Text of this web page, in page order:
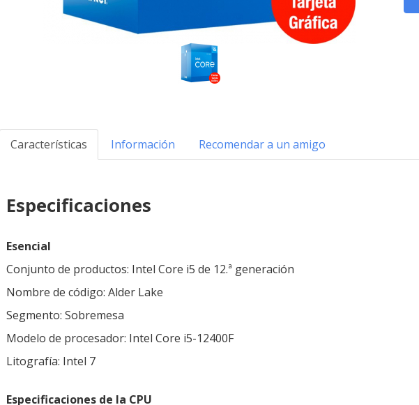
Características Información Recomendar a un amigo
Especificaciones
Esencial
Conjunto de productos: Intel Core i5 de 12.ª generación
Nombre de código: Alder Lake
Segmento: Sobremesa
Modelo de procesador: Intel Core i5-12400F
Litografía: Intel 7
Especificaciones de la CPU